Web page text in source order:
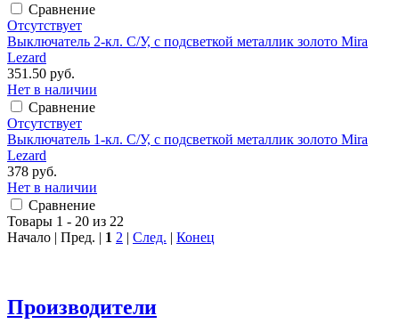
Сравнение
Отсутствует
Выключатель 2-кл. С/У, с подсветкой металлик золото Mira
Lezard
351.50 руб.
Нет в наличии
Сравнение
Отсутствует
Выключатель 1-кл. С/У, с подсветкой металлик золото Mira
Lezard
378 руб.
Нет в наличии
Сравнение
Товары 1 - 20 из 22
Начало | Пред. | 1 2 | След. | Конец
Производители